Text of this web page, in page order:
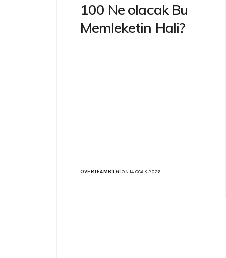
100 Ne olacak Bu
Memleketin Hali?
OVERTEAMBILGI ON 14 OCAK 2026